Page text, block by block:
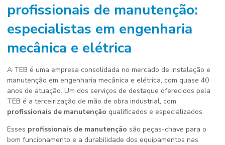
profissionais de manutenção:
especialistas em engenharia
mecânica e elétrica
A TEB é uma empresa consolidada no mercado de instalação e
manutenção em engenharia mecânica e elétrica, com quase 40
anos de atuação. Um dos serviços de destaque oferecidos pela
TEB é a terceirização de mão de obra industrial, com
profissionais de manutenção qualificados e especializados.
Esses profissionais de manutenção são peças-chave para o
bom funcionamento e a durabilidade dos equipamentos nas